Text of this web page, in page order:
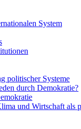
System
politischer Systeme
durch Demokratie?
und Wirtschaft als